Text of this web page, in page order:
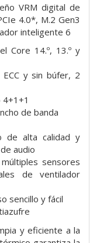
VRM digital de
4.0*, M.2 Gen3
inteligente 6
Core 14.º, 13.º y
y sin búfer, 2
de banda
de alta calidad y
audio
sensores
de ventilador
sencillo y fácil
y eficiente a la